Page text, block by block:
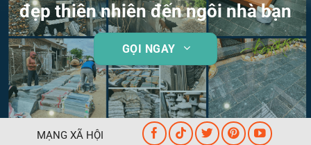
đẹp thiên nhiên đến ngôi nhà bạn
GỌI NGAY
MẠNG XÃ HỘI